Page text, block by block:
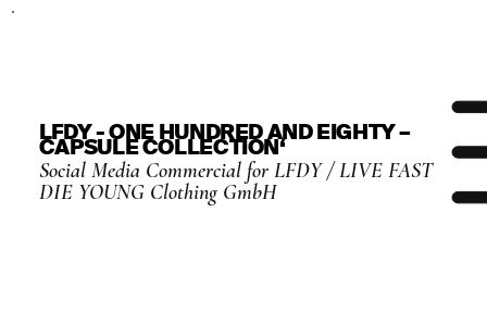
LFDY - ONE HUNDRED AND EIGHTY –
CAPSULE COLLECTION‘
Social Media Commercial for LFDY / LIVE FAST
DIE YOUNG Clothing GmbH